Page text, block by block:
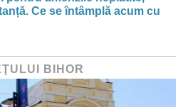
Ce se întâmplă acum cu
BIHOR